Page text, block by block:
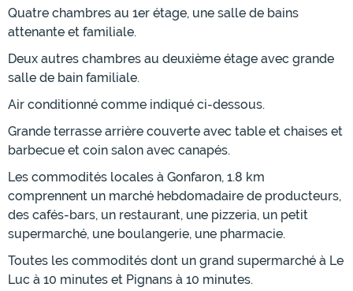
Quatre chambres au 1er étage, une salle de bains
attenante et familiale.
Deux autres chambres au deuxième étage avec grande
salle de bain familiale.
Air conditionné comme indiqué ci-dessous.
Grande terrasse arrière couverte avec table et chaises et
barbecue et coin salon avec canapés.
Les commodités locales à Gonfaron, 1.8 km
comprennent un marché hebdomadaire de producteurs,
des cafés-bars, un restaurant, une pizzeria, un petit
supermarché, une boulangerie, une pharmacie.
Toutes les commodités dont un grand supermarché à Le
Luc à 10 minutes et Pignans à 10 minutes.